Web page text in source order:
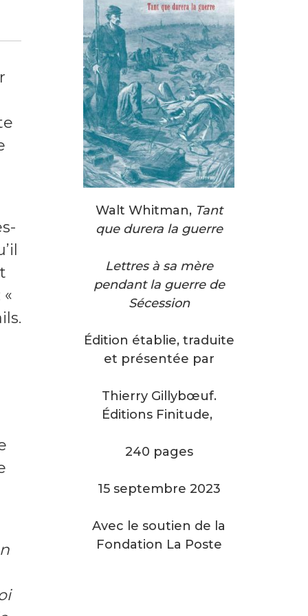
Walt Whitman, Tant
que durera la guerre
Lettres à sa mère
pendant la guerre de
Sécession
Édition établie, traduite
et présentée par
Thierry Gillybœuf.
Éditions Finitude,
240 pages
15 septembre 2023
Avec le soutien de la
Fondation La Poste